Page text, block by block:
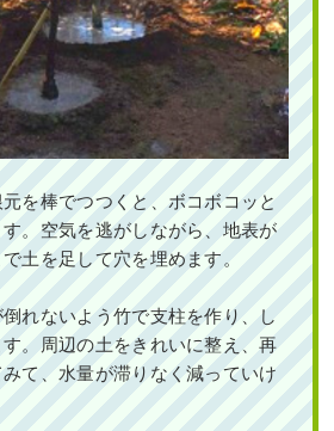
を棒でつつくと、ボコボコッと
。空気を逃がしながら、地表が
土を足して穴を埋めます。
れないよう竹で支柱を作り、し
。周辺の土をきれいに整え、再
て、水量が滞りなく減っていけ